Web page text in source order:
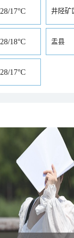
28/17°C 井陉矿
28/18°C 盂县
28/17°C